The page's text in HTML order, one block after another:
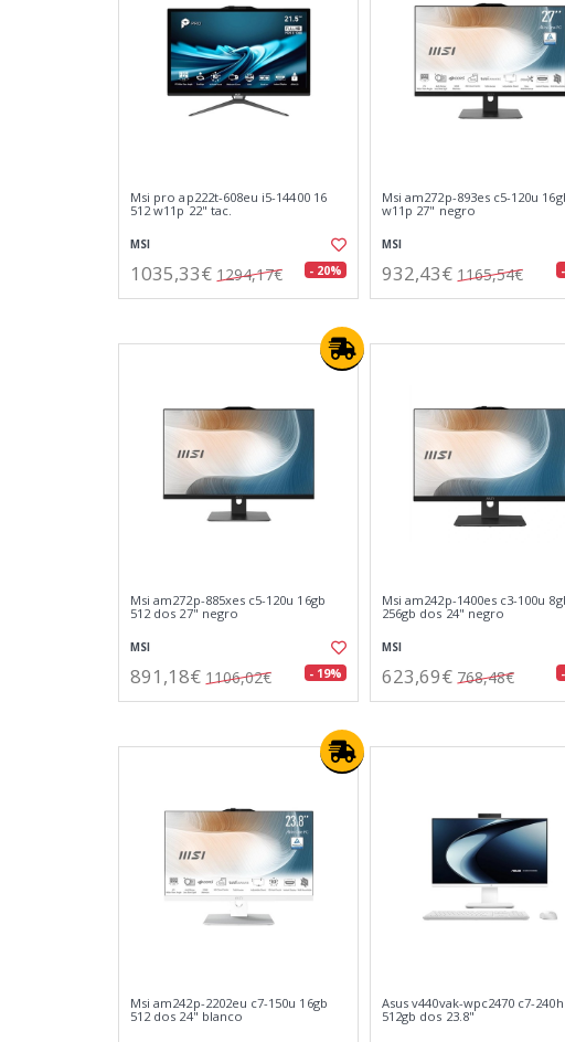
Msi pro ap222t-608eu i5-14400 16
512 w11p 22" tac.
MSI
1035,33€ 1294,17€ - 20%
Msi am272p-893es c5-120u
w11p 27" negro
MSI
932,43€ 1165,54€
Msi am272p-885xes c5-120u 16gb
512 dos 27" negro
MSI
891,18€ 1106,02€ - 19%
Msi am242p-1400es c3-100u
256gb dos 24" negro
MSI
623,69€ 768,48€
Msi am242p-2202eu c7-150u 16gb
512 dos 24" blanco
Asus v440vak-wpc2470 c7-
512gb dos 23.8"